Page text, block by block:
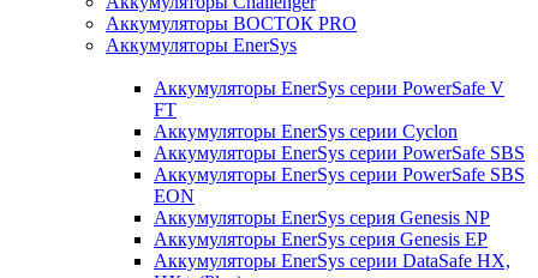
Аккумуляторы ВОСТОК PRO
Аккумуляторы EnerSys
Аккумуляторы EnerSys серии PowerSafe V
FT
Аккумуляторы EnerSys серии Cyclon
Аккумуляторы EnerSys серии PowerSafe SBS
Аккумуляторы EnerSys серии PowerSafe SBS
EON
Аккумуляторы EnerSys серия Genesis NP
Аккумуляторы EnerSys серия Genesis EP
Аккумуляторы EnerSys серии DataSafe HX,